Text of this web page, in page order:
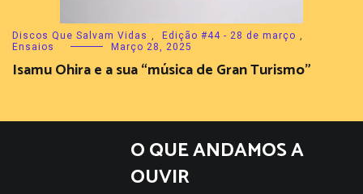
Discos Que Salvam Vidas Edição #44 - 28 de março
Ensaios
Março 28, 2025
Isamu Ohira e a sua “música de Gran Turismo”
O QUE ANDAMOS A
OUVIR